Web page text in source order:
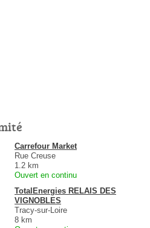
Carrefour Market
Rue Creuse
1.2 km
Ouvert en continu
TotalEnergies RELAIS DES
VIGNOBLES
Tracy-sur-Loire
8 km